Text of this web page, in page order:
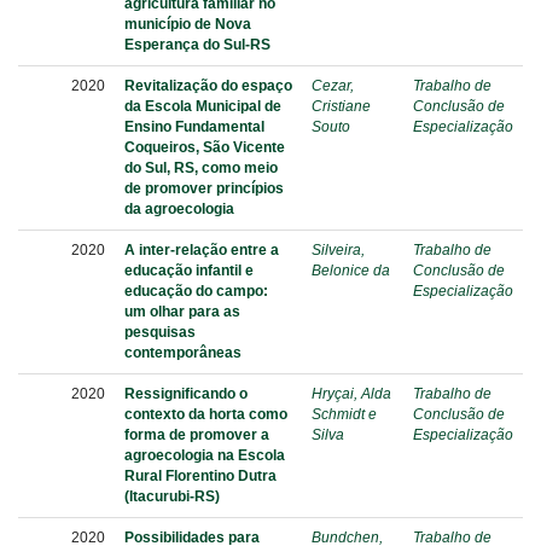
agricultura familiar no
município de Nova
Esperança do Sul-RS
2020
Revitalização do espaço
da Escola Municipal de
Ensino Fundamental
Coqueiros, São Vicente
do Sul, RS, como meio
de promover princípios
da agroecologia
Cezar,
Cristiane
Souto
Trabalho de
Conclusão de
Especialização
2020
A inter-relação entre a
educação infantil e
educação do campo:
um olhar para as
pesquisas
contemporâneas
Silveira,
Belonice da
Trabalho de
Conclusão de
Especialização
2020
Ressignificando o
contexto da horta como
forma de promover a
agroecologia na Escola
Rural Florentino Dutra
(Itacurubi-RS)
Hryçai, Alda
Schmidt e
Silva
Trabalho de
Conclusão de
Especialização
2020
Possibilidades para
Bundchen,
Trabalho de